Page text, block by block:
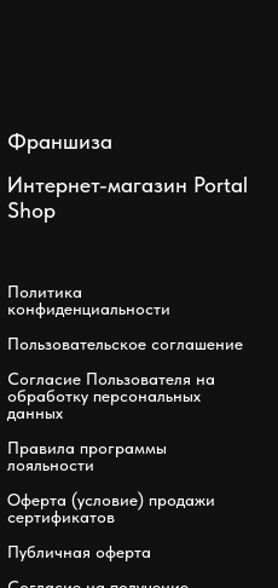
Франшиза
Интернет-магазин Portal
Shop
Политика
конфиденциальности
Пользовательское соглашение
Согласие Пользователя на
обработку персональных
данных
Правила программы
лояльности
Оферта (условие) продажи
сертификатов
Публичная оферта